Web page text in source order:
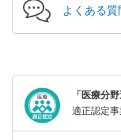
よくある質
「医療分
適正認定事